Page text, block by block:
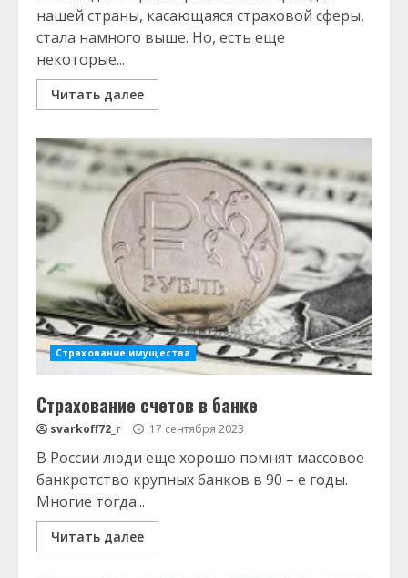
нашей страны, касающаяся страховой сферы,
стала намного выше. Но, есть еще
некоторые...
Читать далее
Страхование имущества
Страхование счетов в банке
svarkoff72_r 17 сентября 2023
В России люди еще хорошо помнят массовое
банкротство крупных банков в 90 – е годы.
Многие тогда...
Читать далее